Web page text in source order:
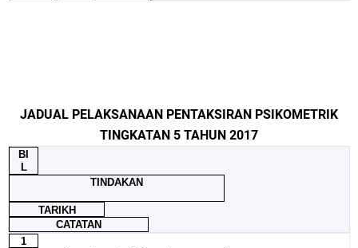
JADUAL PELAKSANAAN PENTAKSIRAN PSIKOMETRIK
TINGKATAN 5 TAHUN 2017
BI
L
TINDAKAN
TARIKH
CATATAN
1